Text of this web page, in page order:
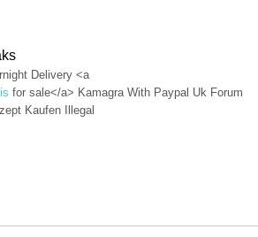
Delivery <a
for sale</a> Kamagra With Paypal Uk Forum
Kaufen Illegal